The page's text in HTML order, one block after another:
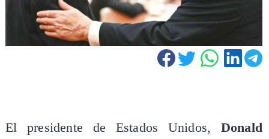
El presidente de Estados Unidos, Donald